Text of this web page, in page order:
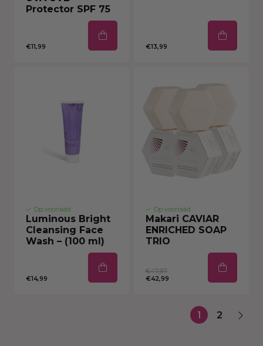
Protector SPF 75
€11,99 €13,99
Op voorraad
Luminous Bright
Cleansing Face
Wash – (100 ml)
€14,99
Op voorraad
Makari CAVIAR
ENRICHED SOAP
TRIO
€47,97
€42,99
1 2